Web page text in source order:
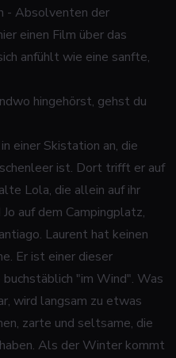
- Absolventen der
einen Film über das
anfühlt wie eine sanfte,
hingehörst, gehst du
einer Skistation an, die
ist. Dort trifft er auf
Lola, die allein auf ihr
auf dem Campingplatz,
Laurent hat keinen
Er ist einer dieser
"im Wind". Was
wird langsam zu etwas
zarte und seltsame, die
Als der Winter kommt